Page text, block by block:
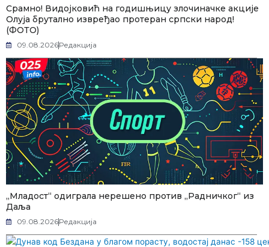
Срамно! Видојковић на годишњицу злочиначке акције
Олуја брутално извређао протеран српски народ!
(ФОТО)
09.08.2026Редакција
„Младост“ одиграла нерешено против „Радничког“ из
Даља
09.08.2026Редакција